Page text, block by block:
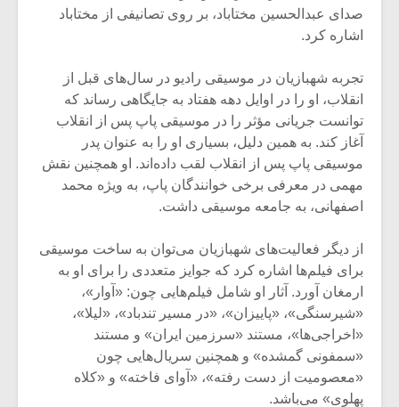
صدای عبدالحسین مختاباد، بر روی تصانیفی از مختاباد
اشاره کرد.‌
‌تجربه شهبازیان در موسیقی رادیو در سال‌های قبل از
انقلاب، او را در اوایل دهه هفتاد به جایگاهی رساند که
توانست جریانی مؤثر را در موسیقی پاپ پس از انقلاب
آغاز کند. به همین دلیل، بسیاری او را به عنوان پدر
موسیقی پاپ پس از انقلاب لقب داده‌اند. او همچنین نقش
مهمی در معرفی برخی خوانندگان پاپ، به ویژه محمد
اصفهانی، به جامعه موسیقی داشت.‌
‌از دیگر فعالیت‌های شهبازیان می‌توان به ساخت موسیقی
برای فیلم‌ها اشاره کرد که جوایز متعددی را برای او به
ارمغان آورد. آثار او شامل فیلم‌هایی چون: «آوار»،
«شیرسنگی»، «پاییزان»، «در مسیر تندباد»، «لیلا»،
«اخراجی‌ها»، مستند «سرزمین ایران» و مستند
«سمفونی گمشده» و همچنین سریال‌هایی چون
«معصومیت از دست رفته»، «آوای فاخته» و «کلاه
پهلوی» می‌باشد.‌